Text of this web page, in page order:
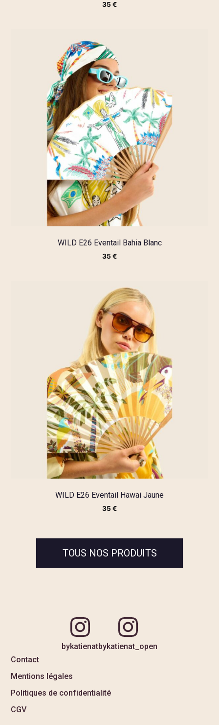
35€
WILD E26 Eventail Bahia Blanc
35€
WILD E26 Eventail Hawai Jaune
35€
TOUS NOS PRODUITS
bykatienatbykatienat_open
Contact
Mentions légales
Politiques de confidentialité
CGV